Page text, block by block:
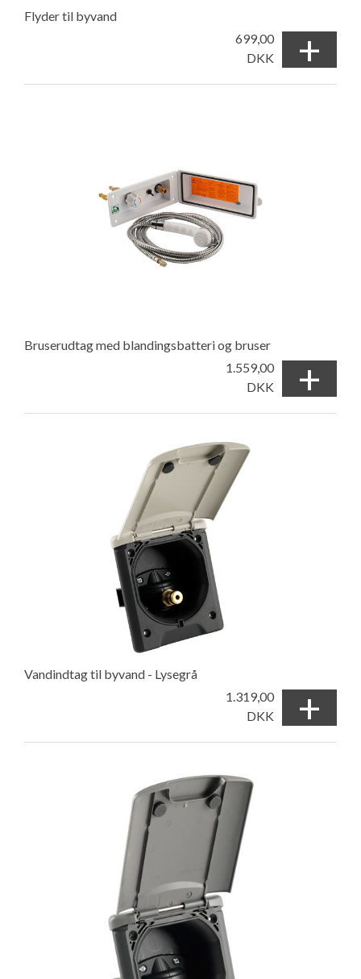
Flyder til byvand
699,00
DKK
+
Bruserudtag med blandingsbatteri og bruser
1.559,00
DKK
+
Vandindtag til byvand - Lysegrå
1.319,00
DKK
+